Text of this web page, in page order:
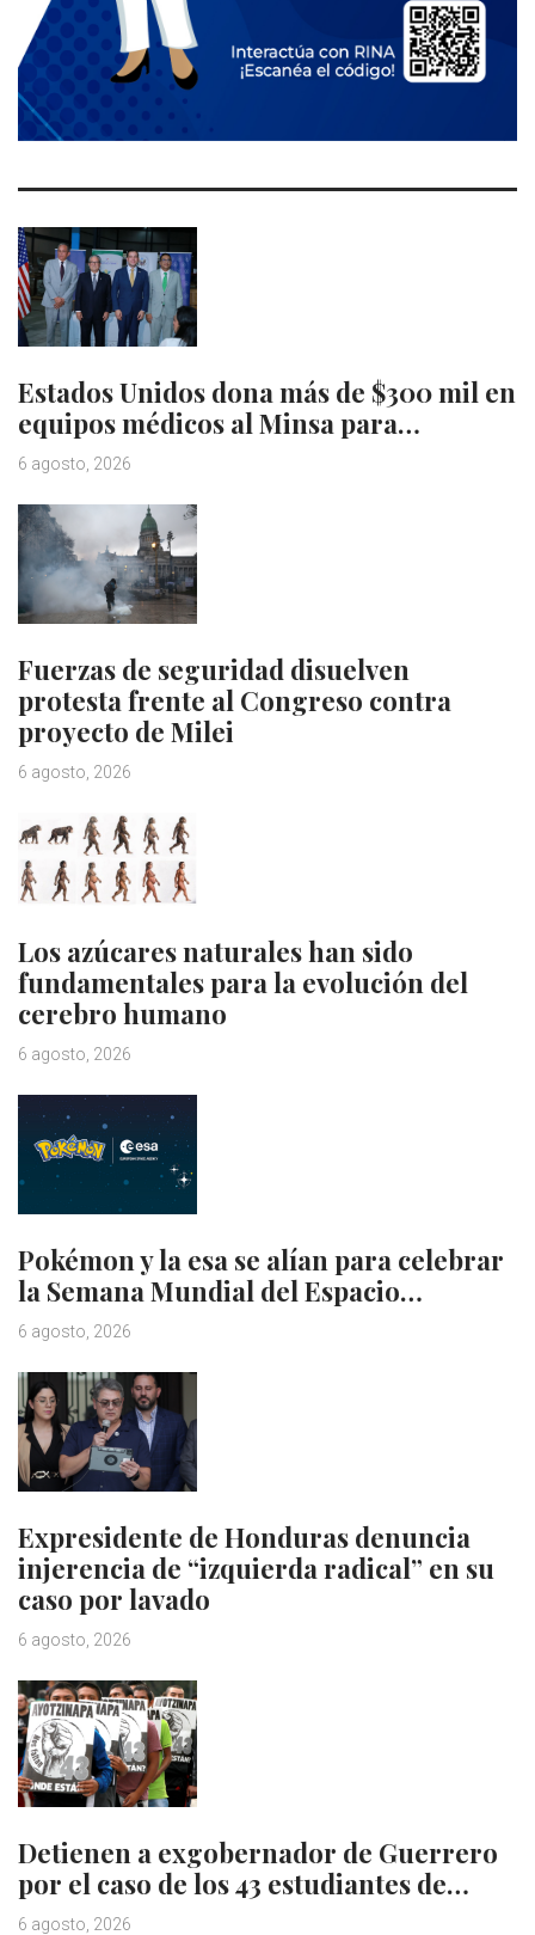
Estados Unidos dona más de $300 mil en
equipos médicos al Minsa para…
6 agosto, 2026
Fuerzas de seguridad disuelven
protesta frente al Congreso contra
proyecto de Milei
6 agosto, 2026
Los azúcares naturales han sido
fundamentales para la evolución del
cerebro humano
6 agosto, 2026
Pokémon y la esa se alían para celebrar
la Semana Mundial del Espacio…
6 agosto, 2026
Expresidente de Honduras denuncia
injerencia de “izquierda radical” en su
caso por lavado
6 agosto, 2026
Detienen a exgobernador de Guerrero
por el caso de los 43 estudiantes de…
6 agosto, 2026